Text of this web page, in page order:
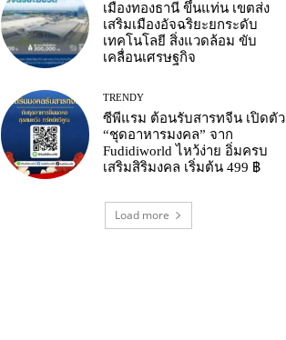
เมืองทองธานี ขึ้นแท่น เขตส่ง
เสริมเมืองอัจฉริยะยกระดับ
เทคโนโลยี สิ่งแวดล้อม ขับ
เคลื่อนเศรษฐกิจ
TRENDY
ซีพีแรม ต้อนรับสารทจีน เปิดตัว
“ชุดอาหารมงคล” จาก
Fudidiworld ไหว้ง่าย อิ่มครบ
เสริมสิริมงคล เริ่มต้น 499 ฿
Load more